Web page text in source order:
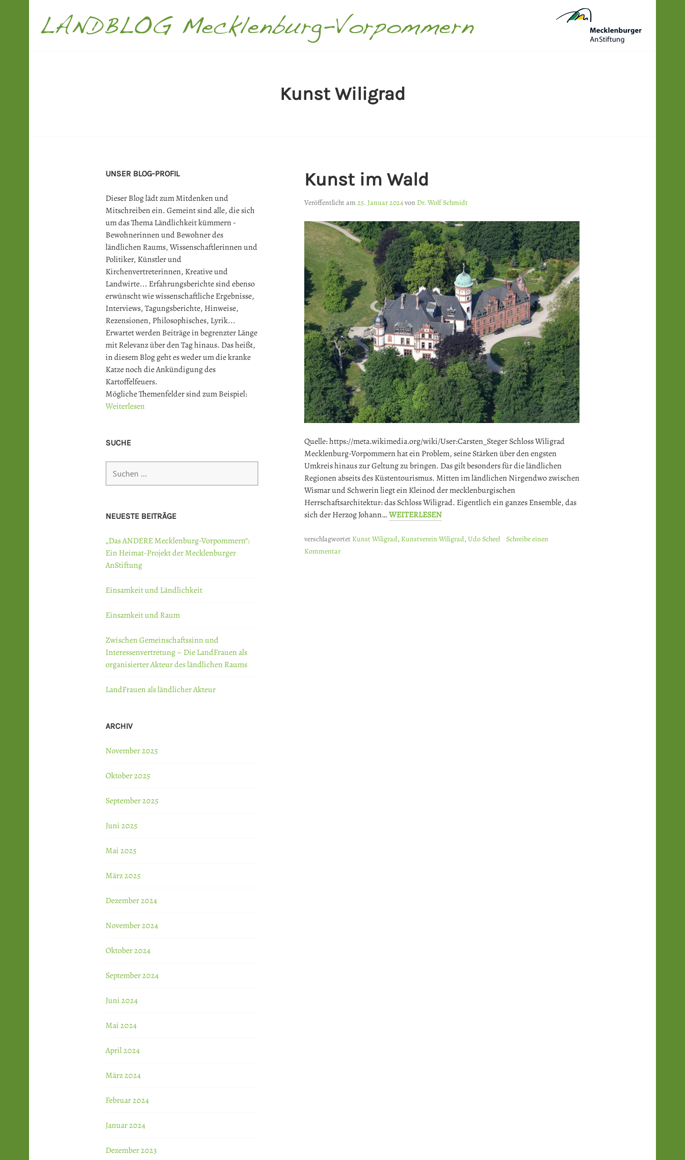
Inhalt
LANDBLOG MECKLENBURG-VORPOMMERN
Kunst Wiligrad
Kunst im Wald
Veröffentlicht am 25. Januar 2024von Dr. Wolf Schmidt
Quelle: https://meta.wikimedia.org/wiki/User:Carsten_Steger Schloss Wiligrad
Mecklenburg-Vorpommern hat ein Problem, seine Stärken über den engsten
Umkreis hinaus zur Geltung zu bringen. Das gilt besonders für die ländlichen
Regionen abseits des Küstentourismus. Mitten im ländlichen Nirgendwo zwischen
Wismar und Schwerin liegt ein Kleinod der mecklenburgischen
Herrschaftsarchitektur: das Schloss Wiligrad. Eigentlich ein ganzes Ensemble, das
sich der Herzog Johann…WEITERLESEN
verschlagwortet Kunst Wiligrad, Kunstverein Wiligrad, Udo Scheel
Schreibe einen
Kommentar
UNSER BLOG-PROFIL
Dieser Blog lädt zum Mitdenken und
Mitschreiben ein. Gemeint sind alle, die sich
um das Thema Ländlichkeit kümmern -
Bewohnerinnen und Bewohner des
ländlichen Raums, Wissenschaftlerinnen und
Politiker, Künstler und
Kirchenvertreterinnen, Kreative und
Landwirte... Erfahrungsberichte sind ebenso
erwünscht wie wissenschaftliche Ergebnisse,
Interviews, Tagungsberichte, Hinweise,
Rezensionen, Philosophisches, Lyrik...
Erwartet werden Beiträge in begrenzter Länge
mit Relevanz über den Tag hinaus. Das heißt,
in diesem Blog geht es weder um die kranke
Katze noch die Ankündigung des
Kartoffelfeuers.
Mögliche Themenfelder sind zum Beispiel:
Weiterlesen
SUCHE
nach:
NEUESTE BEITRÄGE
„Das ANDERE Mecklenburg-Vorpommern“:
Ein Heimat-Projekt der Mecklenburger
AnStiftung
Einsamkeit und Ländlichkeit
Einsamkeit und Raum
Zwischen Gemeinschaftssinn und
Interessenvertretung – Die LandFrauen als
organisierter Akteur des ländlichen Raums
LandFrauen als ländlicher Akteur
ARCHIV
November 2025
Oktober 2025
September 2025
Juni 2025
Mai 2025
März 2025
Dezember 2024
November 2024
Oktober 2024
September 2024
Juni 2024
Mai 2024
April 2024
März 2024
Februar 2024
Januar 2024
Dezember 2023